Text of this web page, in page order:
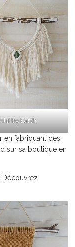
by Earth
en fabriquant des
sur sa boutique en
Découvrez
vie